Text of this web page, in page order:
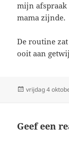
mijn afspraak
mama zijnde.
De routine
ooit aan
Geplaatst
vrijdag 4
Geef een